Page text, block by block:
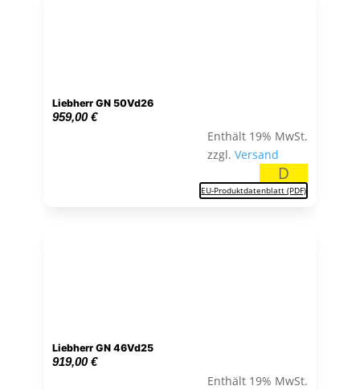
Liebherr GN 50Vd26
959,00€
Enthält 19% MwSt.
zzgl.Versand
D
EU-Produktdatenblatt (PDF)
Liebherr GN 46Vd25
919,00€
Enthält 19% MwSt.